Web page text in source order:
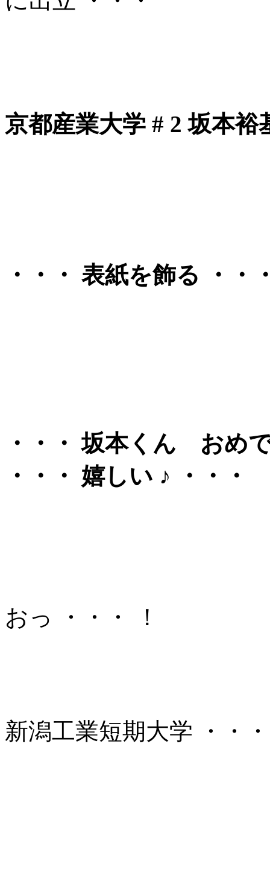
京都産業大学 # 2 坂本裕
・・・ 表紙を飾る ・・
・・・ 坂本くん おめ
・・・ 嬉しい ♪ ・・・
おっ ・・・ ！
新潟工業短期大学 ・・